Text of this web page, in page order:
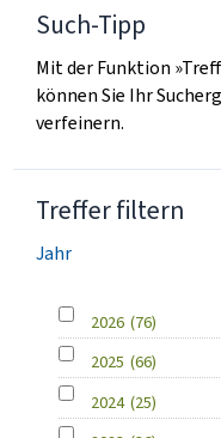
Such-Tipp
Mit der Funktion
können Sie Ihr
verfeinern.
Treffer filtern
Jahr
2026 (76)
2025 (66)
2024 (25)